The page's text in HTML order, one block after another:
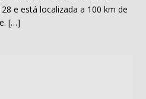
e está localizada a 100 km de
[…]